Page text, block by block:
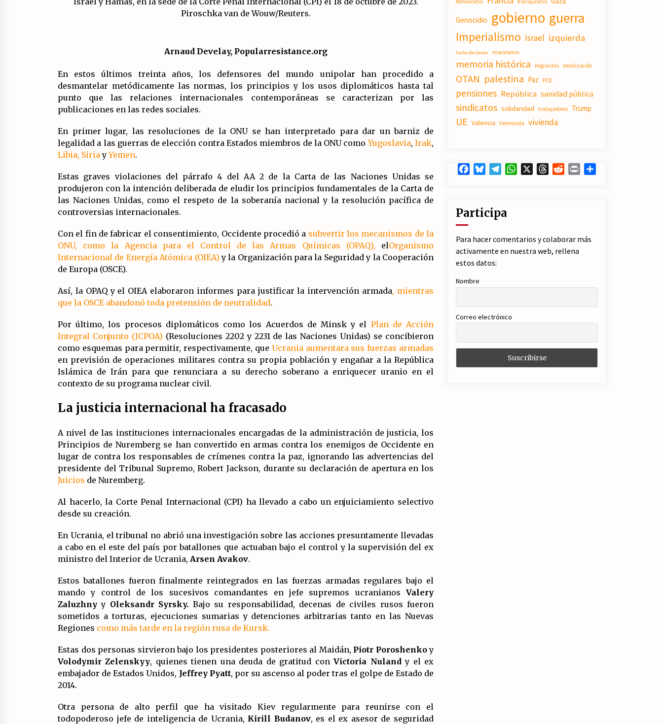
Marxistas (FIM) del PCE?
salida?
19/07/2026
producción permanente.
Actos en Valencia y Alicante contra
la represión del activismo por
Palestina.
16/07/2026
Asamblea abierta de los CLER en
Alaquàs plantea una alternativa a
las obras aprobadas para La Saleta y
la línea C3.
16/07/2026
Declaración de Estambul por un
Frente Común contra la OTAN, el
Imperialismo y la Guerra.
El fuego no tiene la culpa en Los
Gallardos (Almería)
Arnaud Develay, Popularresistance.org
En estos últimos treinta años, los defensores del mundo unipolar han procedido a
desmantelar metódicamente las normas, los principios y los usos diplomáticos hasta tal
punto que las relaciones internacionales contemporáneas se caracterizan por las
publicaciones en las redes sociales.
En primer lugar, las resoluciones de la ONU se han interpretado para dar un barniz de
legalidad a las guerras de elección contra Estados miembros de la ONU comoYugoslavia,Irak,
Libia, SiriayYemen.
Estas graves violaciones del párrafo 4 del AA 2 de la Carta de las Naciones Unidas se
produjeron con la intención deliberada de eludir los principios fundamentales de la Carta de
las Naciones Unidas, como el respeto de la soberanía nacional y la resolución pacífica de
controversias internacionales.
Con el fin de fabricar el consentimiento, Occidente procedió a subvertir los mecanismos de la
ONU, como la Agencia para el Control de las Armas Químicas (OPAQ), elOrganismo
Internacional de Energía Atómica (OIEA) y la Organización para la Seguridad y la Cooperación
de Europa (OSCE).
Así, la OPAQ y el OIEA elaboraron informes para justificar la intervención armada, mientras
que la OSCE abandonó toda pretensión de neutralidad.
Por último, los procesos diplomáticos como los Acuerdos de Minsk y el Plan de Acción
Integral Conjunto (JCPOA) (Resoluciones 2202 y 2231 de las Naciones Unidas) se concibieron
como esquemas para permitir, respectivamente, que Ucrania aumentara sus fuerzas armadas
en previsión de operaciones militares contra su propia población y engañar a la República
Islámica de Irán para que renunciara a su derecho soberano a enriquecer uranio en el
contexto de su programa nuclear civil.
La justicia internacional ha fracasado
A nivel de las instituciones internacionales encargadas de la administración de justicia, los
Principios de Nuremberg se han convertido en armas contra los enemigos de Occidente en
lugar de contra los responsables de crímenes contra la paz, ignorando las advertencias del
presidente del Tribunal Supremo, Robert Jackson, durante su declaración de apertura en los
Juicios de Nuremberg.
Al hacerlo, la Corte Penal Internacional (CPI) ha llevado a cabo un enjuiciamiento selectivo
desde su creación.
En Ucrania, el tribunal no abrió una investigación sobre las acciones presuntamente llevadas
a cabo en el este del país por batallones que actuaban bajo el control y la supervisión del ex
ministro del Interior de Ucrania, Arsen Avakov.
Estos batallones fueron finalmente reintegrados en las fuerzas armadas regulares bajo el
mando y control de los sucesivos comandantes en jefe supremos ucranianos Valery
Zaluzhny y Oleksandr Syrsky. Bajo su responsabilidad, decenas de civiles rusos fueron
sometidos a torturas, ejecuciones sumarias y detenciones arbitrarias tanto en las Nuevas
Regiones como más tarde en la región rusa de Kursk.
Estas dos personas sirvieron bajo los presidentes posteriores al Maidán, Piotr Poroshenkoy
Volodymir Zelenskyy, quienes tienen una deuda de gratitud conVictoria Nulandy el ex
embajador de Estados Unidos, Jeffrey Pyatt, por su ascenso al poder tras el golpe de Estado de
2014.
Otra persona de alto perfil que ha visitado Kiev regularmente para reunirse con el
todopoderoso jefe de inteligencia de Ucrania, Kirill Budanov, es el ex asesor de seguridad
Genocidio gobierno guerra
Imperialismo Israel izquierda
lucha de clases marxismo
memoria histórica migrantes movilización
OTAN palestina Paz PCE
pensiones República sanidad pública
sindicatos solidaridad trabajadores Trump
UE Valencia Venezuela vivienda
FacebookBlueskyTelegramWhatsApp ThreadsReddit Print
Participa
Para hacer comentarios y colaborar más
activamente en nuestra web, rellena
estos datos:
Nombre
Correo electrónico